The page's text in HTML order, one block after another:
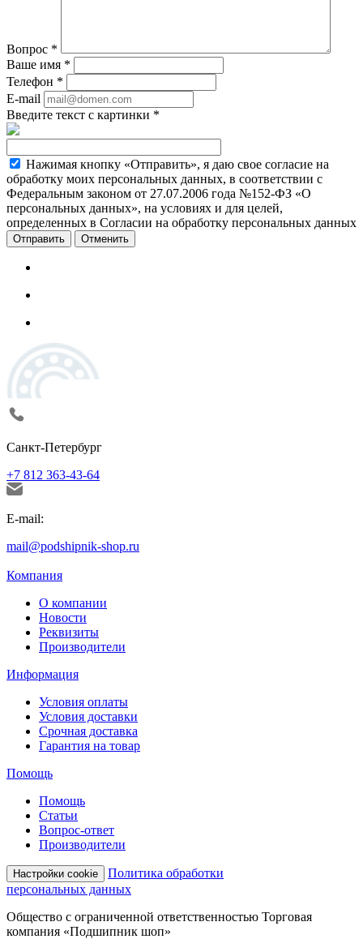
Вопрос *
Ваше имя *
Телефон *
E-mail
Введите текст с картинки *
Нажимая кнопку «Отправить», я даю свое согласие на
обработку моих персональных данных, в соответствии с
Федеральным законом от 27.07.2006 года №152-ФЗ «О
персональных данных», на условиях и для целей,
определенных в Согласии на обработку персональных данных
Отменить
Санкт-Петербург
+7 812 363-43-64
E-mail:
mail@podshipnik-shop.ru
Компания
О компании
Новости
Реквизиты
Производители
Информация
Условия оплаты
Условия доставки
Срочная доставка
Гарантия на товар
Помощь
Помощь
Статьи
Вопрос-ответ
Производители
Настройки cookie
Политика обработки
персональных данных
Общество с ограниченной ответственностью Торговая
компания «Подшипник шоп»